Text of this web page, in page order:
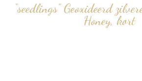
“seedlings” Geoxideerd
Honey, kort